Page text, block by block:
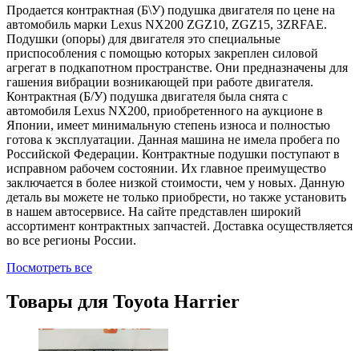
Продается контрактная (Б\У) подушка двигателя по цене на
автомобиль марки Lexus NX200 ZGZ10, ZGZ15, 3ZRFAE.
Подушки (опоры) для двигателя это специальные
приспособления с помощью которых закреплен силовой
агрегат в подкапотном пространстве. Они предназначены для
гашения вибрации возникающей при работе двигателя.
Контрактная (Б/У) подушка двигателя была снята с
автомобиля Lexus NX200, приобретенного на аукционе в
Японии, имеет минимальную степень износа и полностью
готова к эксплуатации. Данная машина не имела пробега по
Российской Федерации. Контрактные подушки поступают в
исправном рабочем состоянии. Их главное преимущество
заключается в более низкой стоимости, чем у новых. Данную
деталь вы можете не только приобрести, но также установить
в нашем автосервисе. На сайте представлен широкий
ассортимент контрактных запчастей. Доставка осуществляется
во все регионы России.
Посмотреть все
Товары для Toyota Harrier